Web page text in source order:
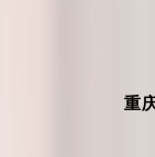
山西省
山西省
重